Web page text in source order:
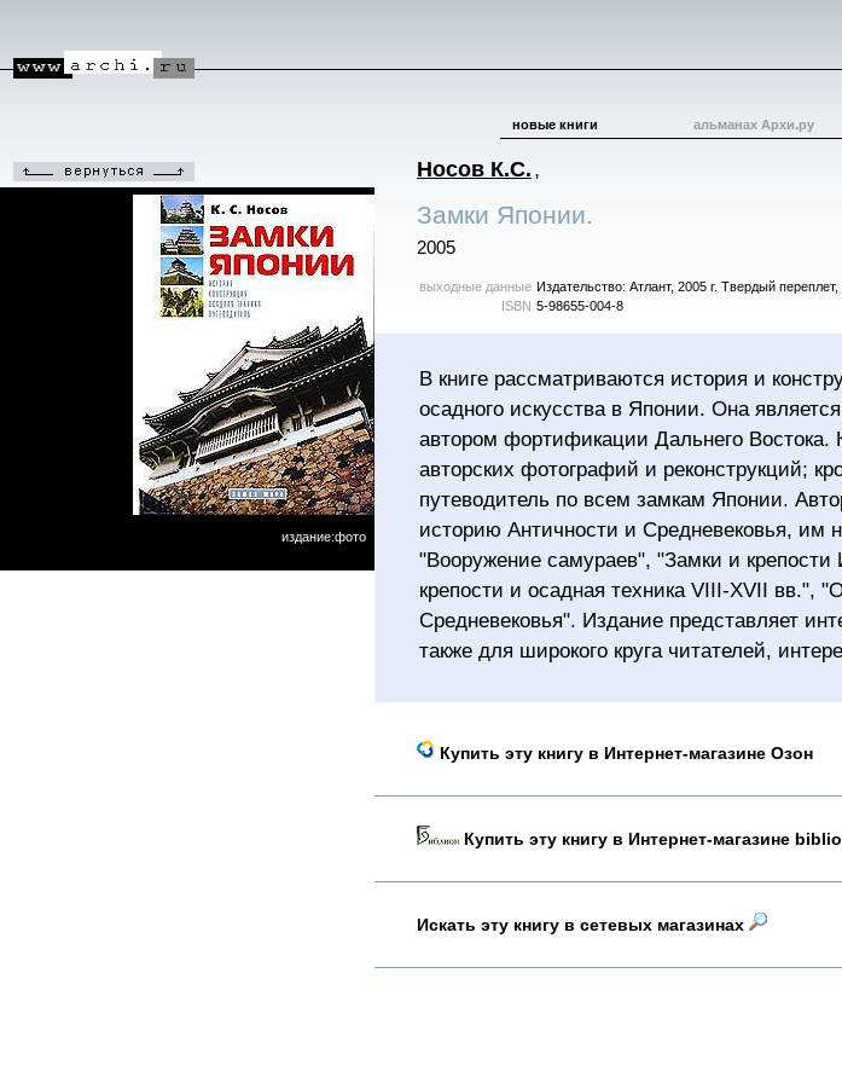
новые книги альманах Архи.ру
издание:фото
Носов К.С. ,
Замки Японии.
2005
выходные данные Издательство: Атлант, 2005 г. Твердый
ISBN 5-98655-004-8
В книге рассматриваются история и
осадного искусства в Японии. Она
автором фортификации Дальнего Востока.
авторских фотографий и реконструкций;
путеводитель по всем замкам Японии.
историю Античности и Средневековья, им
"Вооружение самураев", "Замки и
крепости и осадная техника VIII-XVII вв.",
Средневековья". Издание представляет
также для широкого круга читателей,
Купить эту книгу в Интернет-магазине Озон
Купить эту книгу в Интернет-магазине
Искать эту книгу в сетевых магазинах